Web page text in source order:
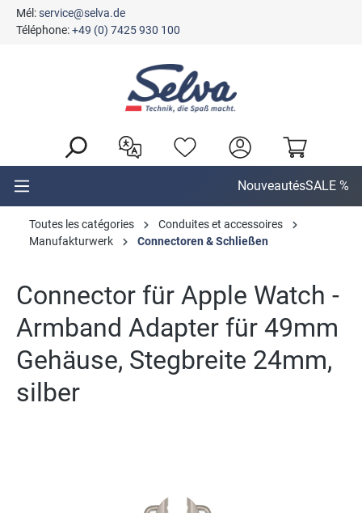
principal
Mél:service@selva.de
Téléphone:+49 (0) 7425 930 100
NouveautésSALE %
Toutes les catégories
Conduites et accessoires
Manufakturwerk
Connectoren & Schließen
Connector für Apple Watch -
Armband Adapter für 49mm
Gehäuse, Stegbreite 24mm,
silber